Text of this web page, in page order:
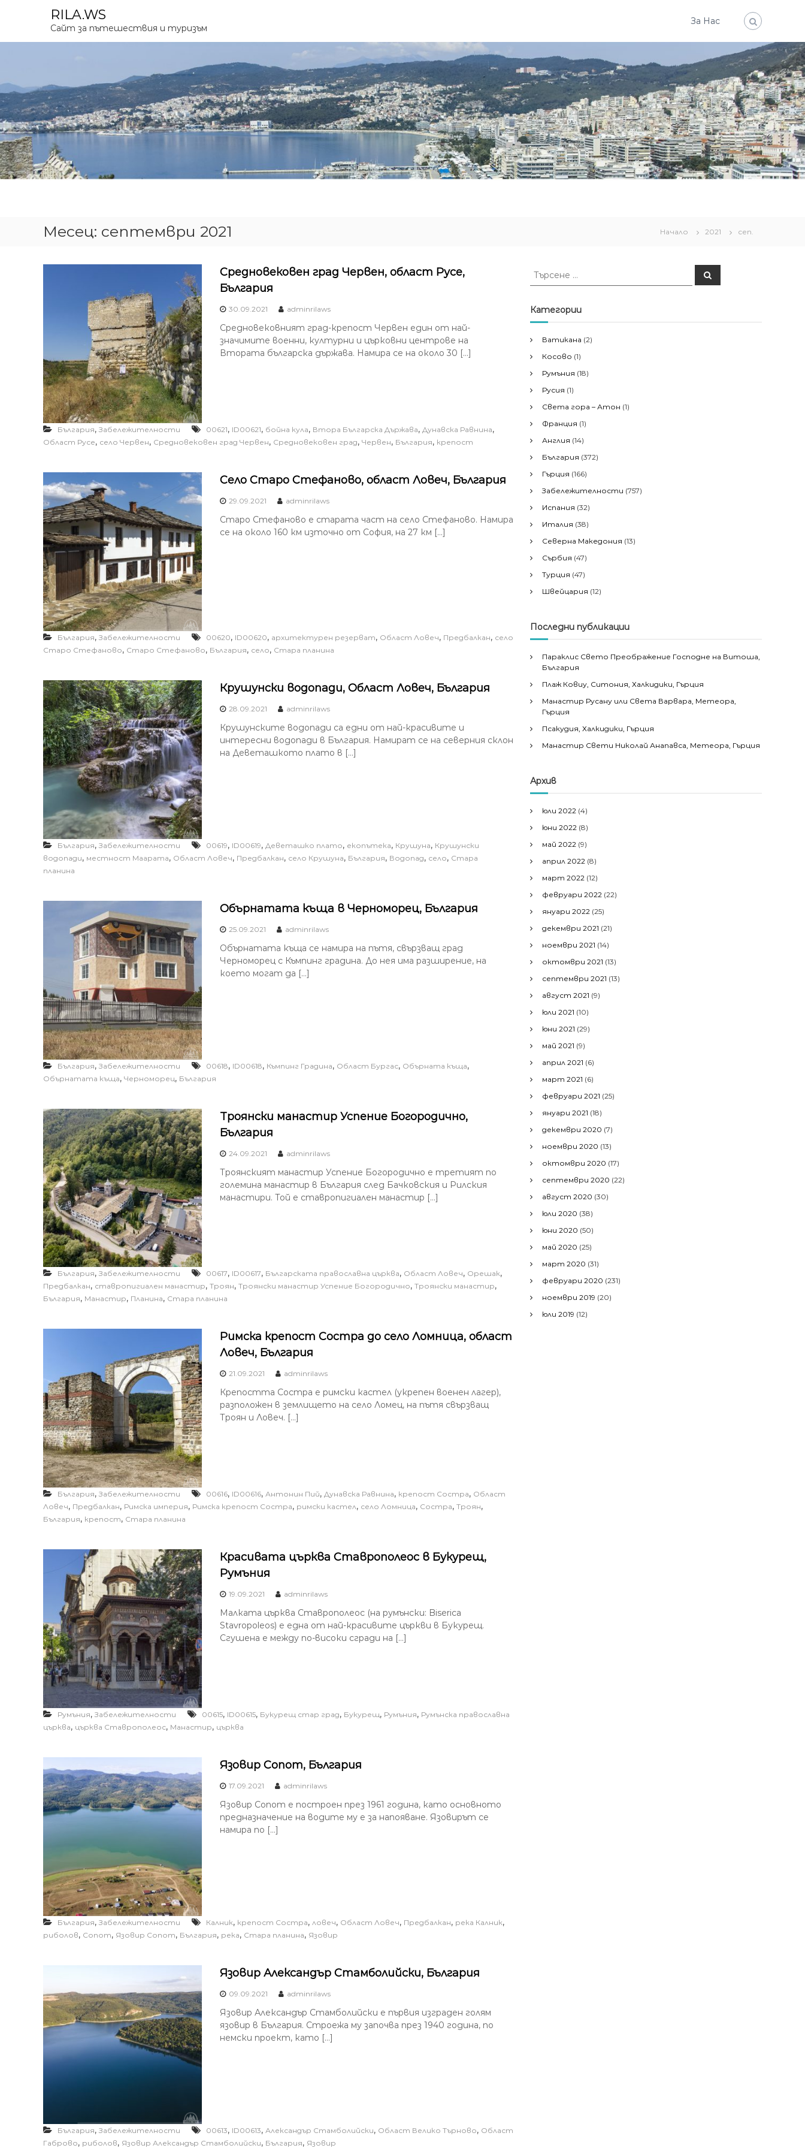
с
ъ
р
ж
а
н
и
е
т
о
RILA.WS
Сайт за пътешествия и туризъм
За Нас
Месец: септември 2021 Начало 2021 сеп.
Средновековен град Червен, област Русе,
България
30.09.2021 adminrilaws
Средновековният град-крепост Червен един от най-
значимите военни, културни и църковни центрове на
Втората българска държава. Намира се на около 30 […]
България, Забележителности 00621, ID00621, бойна кула, Втора Българска Държава, Дунавска Равнина,
Област Русе, село Червен, Средновековен град Червен, Средновековен град, Червен, България, крепост
Село Старо Стефаново, област Ловеч, България
29.09.2021 adminrilaws
Старо Стефаново е старата част на село Стефаново. Намира
се на около 160 км източно от София, на 27 км […]
България, Забележителности 00620, ID00620, архитектурен резерват, Област Ловеч, Предбалкан, село
Старо Стефаново, Старо Стефаново, България, село, Стара планина
Крушунски водопади, Област Ловеч, България
28.09.2021 adminrilaws
Крушунските водопади са едни от най-красивите и
интересни водопади в България. Намират се на северния склон
на Деветашкото плато в […]
България, Забележителности 00619, ID00619, Деветашко плато, екопътека, Крушуна, Крушунски
водопади, местност Маарата, Област Ловеч, Предбалкан, село Крушуна, България, Водопад, село, Стара
планина
Обърнатата къща в Черноморец, България
25.09.2021 adminrilaws
Обърнатата къща се намира на пътя, свързващ град
Черноморец с Къмпинг градина. До нея има разширение, на
което могат да […]
България, Забележителности 00618, ID00618, Къмпинг Градина, Област Бургас, Обърната къща,
Обърнатата къща, Черноморец, България
Троянски манастир Успение Богородично,
България
24.09.2021 adminrilaws
Троянският манастир Успение Богородично е третият по
големина манастир в България след Бачковския и Рилския
манастири. Той е ставропигиален манастир […]
България, Забележителности 00617, ID00617, Българската православна църква, Област Ловеч, Орешак,
Предбалкан, ставропигиален манастир, Троян, Троянски манастир Успение Богородично, Троянски манастир,
България, Манастир, Планина, Стара планина
Римска крепост Состра до село Ломница, област
Ловеч, България
21.09.2021 adminrilaws
Крепостта Состра е римски кастел (укрепен военен лагер),
разположен в землището на село Ломец, на пътя свързващ
Троян и Ловеч. […]
България, Забележителности 00616, ID00616, Антонин Пий, Дунавска Равнина, крепост Состра, Област
Ловеч, Предбалкан, Римска империя, Римска крепост Состра, римски кастел, село Ломница, Состра, Троян,
България, крепост, Стара планина
Красивата църква Ставрополеос в Букурещ,
Румъния
19.09.2021 adminrilaws
Малката църква Ставрополеос (на румънски: Biserica
Stavropoleos) е еднa от най-красивите църкви в Букурещ.
Сгушена е между по-високи сгради на […]
Румъния, Забележителности 00615, ID00615, Букурещ стар град, Букурещ, Румъния, Румънска православна
църква, църква Ставрополеос, Манастир, църква
Язовир Сопот, България
17.09.2021 adminrilaws
Язовир Сопот е построен през 1961 година, като основното
предназначение на водите му е за напояване. Язовирът се
намира по […]
България, Забележителности Калник, крепост Состра, ловеч, Област Ловеч, Предбалкан, река Калник,
риболов, Сопот, Язовир Сопот, България, река, Стара планина, Язовир
Язовир Александър Стамболийски, България
09.09.2021 adminrilaws
Язовир Александър Стамболийски е първия изграден голям
язовир в България. Строежа му започва през 1940 година, по
немски проект, като […]
България, Забележителности 00613, ID00613, Александър Стамболийски, Област Велико Търново, Област
Габрово, риболов, Язовир Александър Стамболийски, България, Язовир
Т
с
е
е
з
а
Т
ъ
е
Категории
Ватикана (2)
Косово (1)
Румъния (18)
Русия (1)
Света гора – Атон (1)
Франция (1)
Англия (14)
България (372)
Гърция (166)
Забележителности (757)
Испания (32)
Италия (38)
Северна Македония (13)
Сърбия (47)
Турция (47)
Швейцария (12)
Последни публикации
Параклис Свето Преображение Господне на Витоша,
България
Плаж Ковиу, Ситония, Халкидики, Гърция
Манастир Русану или Света Варвара, Метеора,
Гърция
Псакудия, Халкидики, Гърция
Манастир Свети Николай Анапавса, Метеора, Гърция
Архив
юли 2022 (4)
юни 2022 (8)
май 2022 (9)
април 2022 (8)
март 2022 (12)
февруари 2022 (22)
януари 2022 (25)
декември 2021 (21)
ноември 2021 (14)
октомври 2021 (13)
септември 2021 (13)
август 2021 (9)
юли 2021 (10)
юни 2021 (29)
май 2021 (9)
април 2021 (6)
март 2021 (6)
февруари 2021 (25)
януари 2021 (18)
декември 2020 (7)
ноември 2020 (13)
октомври 2020 (17)
септември 2020 (22)
август 2020 (30)
юли 2020 (38)
юни 2020 (50)
май 2020 (25)
март 2020 (31)
февруари 2020 (231)
ноември 2019 (20)
юли 2019 (12)